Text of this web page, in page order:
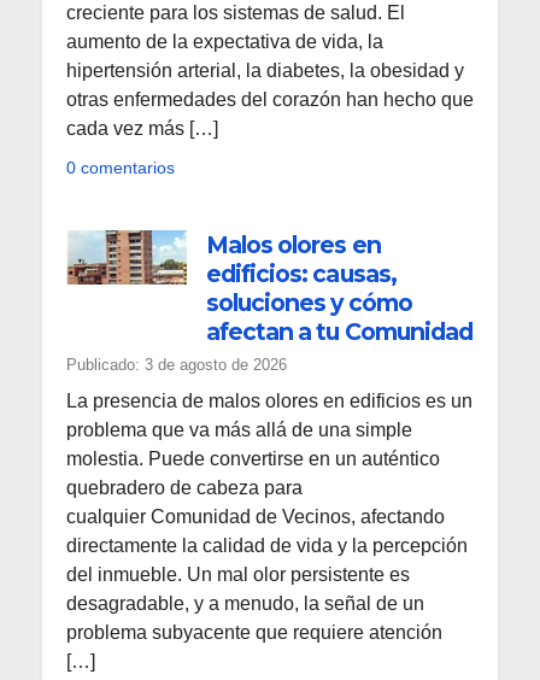
creciente para los sistemas de salud. El
aumento de la expectativa de vida, la
hipertensión arterial, la diabetes, la obesidad y
otras enfermedades del corazón han hecho que
cada vez más […]
0 comentarios
Malos olores en
edificios: causas,
soluciones y cómo
afectan a tu Comunidad
Publicado: 3 de agosto de 2026
La presencia de malos olores en edificios es un
problema que va más allá de una simple
molestia. Puede convertirse en un auténtico
quebradero de cabeza para
cualquier Comunidad de Vecinos, afectando
directamente la calidad de vida y la percepción
del inmueble. Un mal olor persistente es
desagradable, y a menudo, la señal de un
problema subyacente que requiere atención
[…]